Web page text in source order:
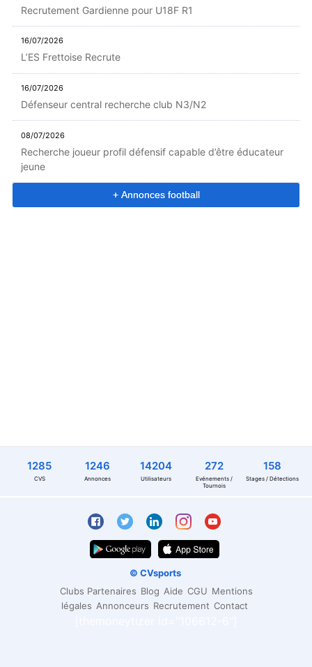
Recrutement Gardienne pour U18F R1
16/07/2026
L’ES Frettoise Recrute
16/07/2026
Défenseur central recherche club N3/N2
08/07/2026
Recherche joueur profil défensif capable d’être éducateur
jeune
+ Annonces football
1285
CVS
1246
Annonces
14204
Utilisateurs
272
Evénements /
Tournois
158
Stages / Détections
© CVsports
Clubs Partenaires Blog Aide CGU Mentions
légales Annonceurs Recrutement Contact